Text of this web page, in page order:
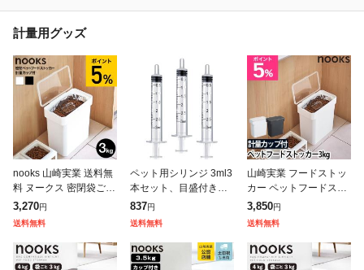
計量用グッズ
nooks 山崎実業 送料無
料 ヌークス 密閉袋ごと
ペットフードストッカ
ー 3kg 計量カップ付 ホ
ワイト ブラック 5613
3,270円
送料無料
ペット用シリンジ 3ml3
本セット、目盛付きで
正確な計量、給餌・給
水・投薬に最適、猫・
犬・小動物対応、流動
食・ミルク・薬の注入
補
837円
送料無料
山崎実業 フードストッ
カー ペットフードスト
ッカー 密閉容器 保存容
器 ストッカー 保存ケー
ス 密閉 犬 yamazaki ヌ
ー
3,850円
送料無料